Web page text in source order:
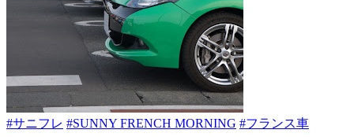
#サニフレ #SUNNY FRENCH MORNING #フランス車